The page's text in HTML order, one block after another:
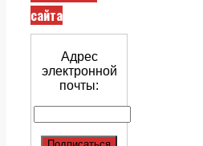
сайта
Адрес
электронной
почты: